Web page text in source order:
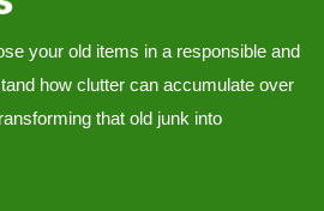
your old items in a responsible and
how clutter can accumulate over
that old junk into